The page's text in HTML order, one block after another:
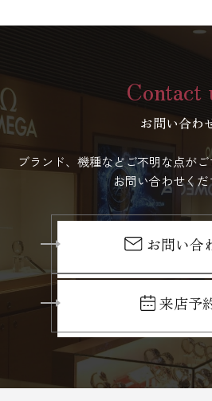
Contact
お問い合わ
ブランド、機種などご不明な点が
お問い合わせくだ
お問い合
来店予